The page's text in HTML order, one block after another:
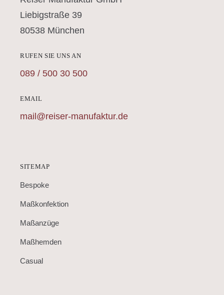
Liebigstraße 39
80538 München
RUFEN SIE UNS AN
089 / 500 30 500
EMAIL
mail@reiser-manufaktur.de
SITEMAP
Bespoke
Maßkonfektion
Maßanzüge
Maßhemden
Casual